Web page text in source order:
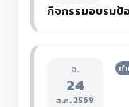
จ.
24
ส.ค. 2569
ก